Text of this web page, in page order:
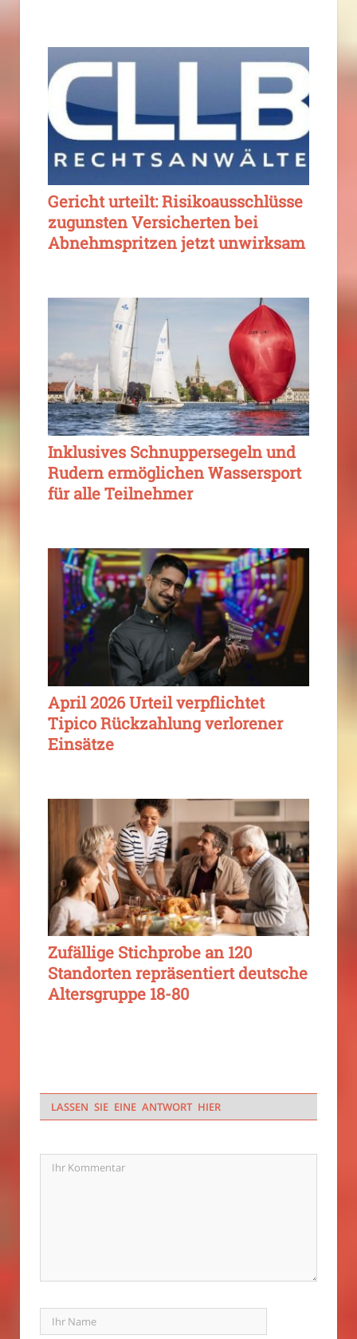
Gericht urteilt: Risikoausschlüsse
zugunsten Versicherten bei
Abnehmspritzen jetzt unwirksam
Inklusives Schnuppersegeln und
Rudern ermöglichen Wassersport
für alle Teilnehmer
April 2026 Urteil verpflichtet
Tipico Rückzahlung verlorener
Einsätze
Zufällige Stichprobe an 120
Standorten repräsentiert deutsche
Altersgruppe 18-80
LASSEN SIE EINE ANTWORT HIER